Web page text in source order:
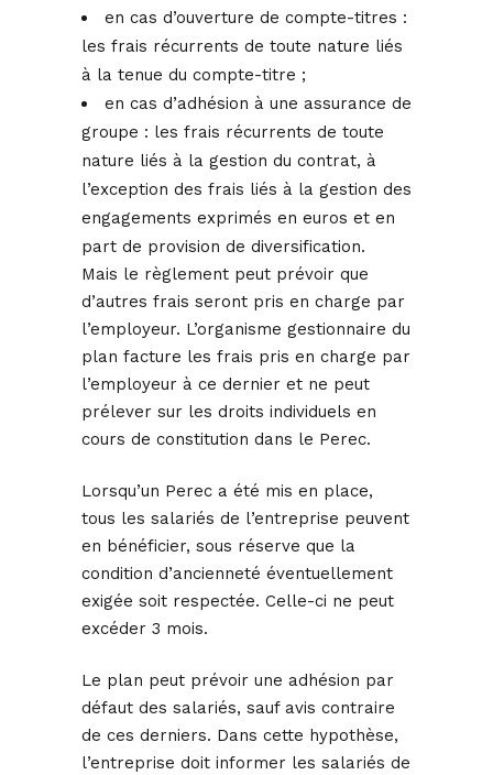
en cas d’ouverture de compte-titres :
les frais récurrents de toute nature liés
à la tenue du compte-titre ;
en cas d’adhésion à une assurance de
groupe : les frais récurrents de toute
nature liés à la gestion du contrat, à
l’exception des frais liés à la gestion des
engagements exprimés en euros et en
part de provision de diversification.
Mais le règlement peut prévoir que
d’autres frais seront pris en charge par
l’employeur. L’organisme gestionnaire du
plan facture les frais pris en charge par
l’employeur à ce dernier et ne peut
prélever sur les droits individuels en
cours de constitution dans le Perec.
Lorsqu’un Perec a été mis en place,
tous les salariés de l’entreprise peuvent
en bénéficier, sous réserve que la
condition d’ancienneté éventuellement
exigée soit respectée. Celle-ci ne peut
excéder 3 mois.
Le plan peut prévoir une adhésion par
défaut des salariés, sauf avis contraire
de ces derniers. Dans cette hypothèse,
l’entreprise doit informer les salariés de